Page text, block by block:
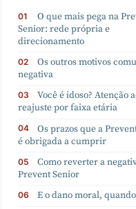
O que mais pega na
Senior: rede própria e
direcionamento
Os outros motivos
negativa
Você é idoso? Atenção
reajuste por faixa etária
Os prazos que a
é obrigada a cumprir
Como reverter a
Prevent Senior
E o dano moral,